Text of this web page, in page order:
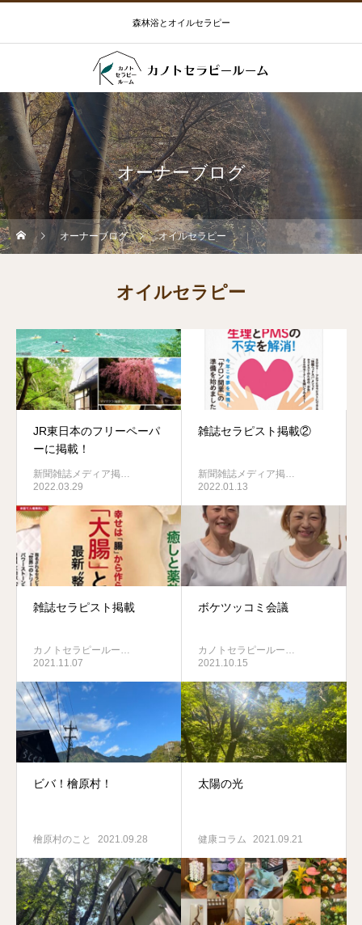
森林浴とオイルセラピー
オーナーブログ
オーナーブログ オイルセラピー
オイルセラピー
JR東日本のフリーペーパ
ーに掲載！
新聞雑誌メディア掲…
2022.03.29
雑誌セラピスト掲載②
新聞雑誌メディア掲…
2022.01.13
雑誌セラピスト掲載
カノトセラピールー…
2021.11.07
ボケツッコミ会議
カノトセラピールー…
2021.10.15
ビバ！檜原村！
檜原村のこと 2021.09.28
太陽の光
健康コラム 2021.09.21